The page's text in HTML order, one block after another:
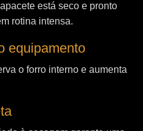
está seco e pronto
rotina intensa.
equipamento
o forro interno e aumenta